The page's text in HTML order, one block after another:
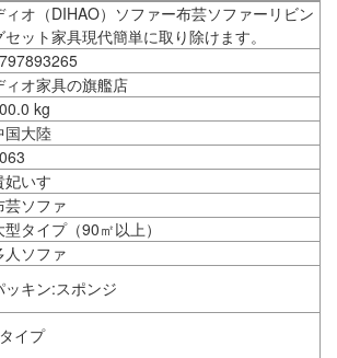
ィオ（DIHAO）ソファー布芸ソファーリビン
セット家具現代簡単に取り除けます。
ィオ家具の旗艦店
kg
国大陸
妃いす
芸ソファ
型タイプ（90㎡以上）
人ソファ
ッキン:スポンジ
イプ